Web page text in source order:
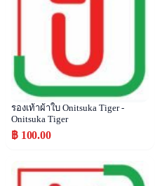
รองเท้าผ้าใบ Onitsuka Tiger -
Onitsuka Tiger
฿ 100.00
Popular